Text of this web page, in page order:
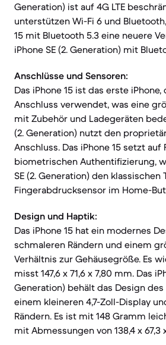
Generation) ist auf 4G LTE
unterstützen Wi-Fi 6 und
15 mit Bluetooth 5.3 eine neuere
iPhone SE (2. Generation) mit
Anschlüsse und Sensoren:
Das iPhone 15 ist das erste iPhone,
Anschluss verwendet, was eine
mit Zubehör und Ladegeräten
(2. Generation) nutzt den
Anschluss. Das iPhone 15 setzt auf
biometrischen Authentifizierung,
SE (2. Generation) den klassischen
Fingerabdrucksensor im Home-
Design und Haptik:
Das iPhone 15 hat ein modernes
schmaleren Rändern und einem
Verhältnis zur Gehäusegröße. Es
misst 147,6 x 71,6 x 7,80 mm. Das
Generation) behält das Design
einem kleineren 4,7-Zoll-Display
Rändern. Es ist mit 148 Gramm
mit Abmessungen von 138,4 x 67,3